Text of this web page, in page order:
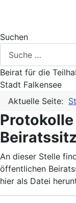
Suchen
Beirat für die
Stadt Falkensee
Aktuelle Seite:
An dieser Stelle
öffentlichen
hier als Datei